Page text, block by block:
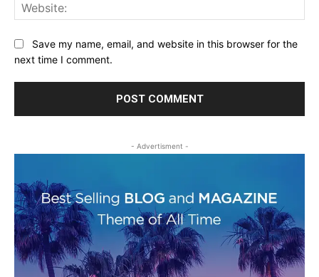
Save my name, email, and website in this browser for the
next time I comment.
- Advertisment -